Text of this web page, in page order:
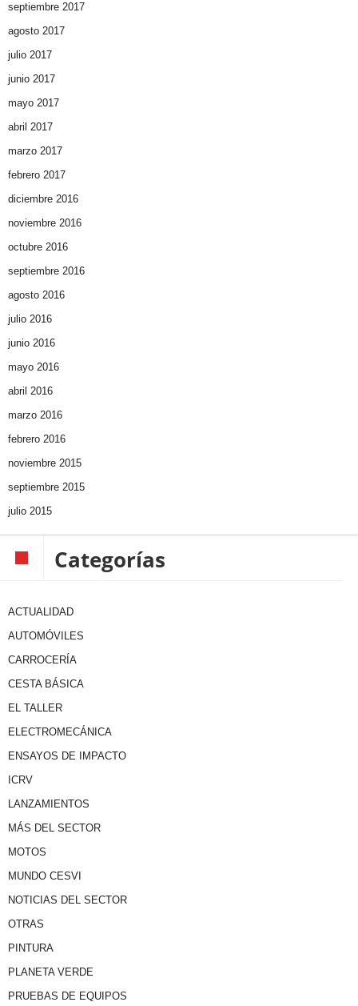
septiembre 2017
agosto 2017
julio 2017
junio 2017
mayo 2017
abril 2017
marzo 2017
febrero 2017
diciembre 2016
noviembre 2016
octubre 2016
septiembre 2016
agosto 2016
julio 2016
junio 2016
mayo 2016
abril 2016
marzo 2016
febrero 2016
noviembre 2015
septiembre 2015
julio 2015
Categorías
ACTUALIDAD
AUTOMÓVILES
CARROCERÍA
CESTA BÁSICA
EL TALLER
ELECTROMECÁNICA
ENSAYOS DE IMPACTO
ICRV
LANZAMIENTOS
MÁS DEL SECTOR
MOTOS
MUNDO CESVI
NOTICIAS DEL SECTOR
OTRAS
PINTURA
PLANETA VERDE
PRUEBAS DE EQUIPOS